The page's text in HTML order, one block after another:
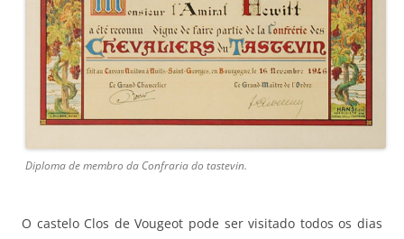
Diploma de membro da Confraria do tastevin.
O castelo Clos de Vougeot pode ser visitado todos os dias